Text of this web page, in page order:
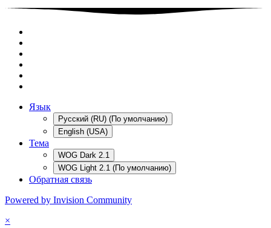
Язык
Русский (RU) (По умолчанию)
English (USA)
Тема
WOG Dark 2.1
WOG Light 2.1 (По умолчанию)
Обратная связь
Powered by Invision Community
×